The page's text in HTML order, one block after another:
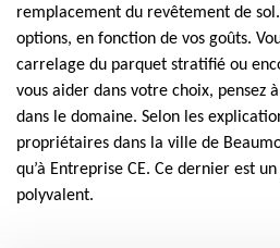
remplacement du revêtement de
options, en fonction de vos goûts.
carrelage du parquet stratifié ou
vous aider dans votre choix, pensez
dans le domaine. Selon les
propriétaires dans la ville de
qu’à Entreprise CE. Ce dernier est
polyvalent.